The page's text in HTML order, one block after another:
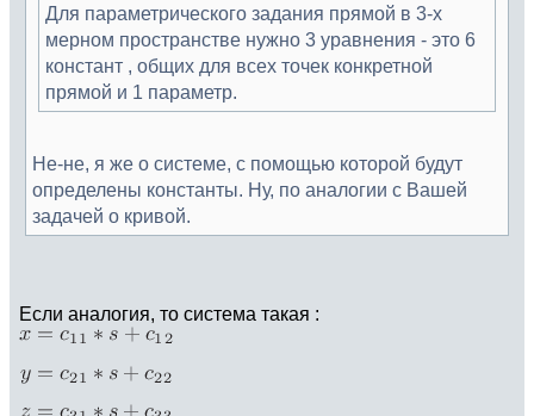
Для параметрического задания прямой в 3-х
мерном пространстве нужно 3 уравнения - это 6
констант , общих для всех точек конкретной
прямой и 1 параметр.
Не-не, я же о системе, с помощью которой будут
определены константы. Ну, по аналогии с Вашей
задачей о кривой.
Если аналогия, то система такая :